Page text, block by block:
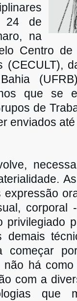
24 de
na
Centro
(CECULT),
que se
de
enviados
expressão
corporal
privilegiado
demais
começar
não há
com a
que